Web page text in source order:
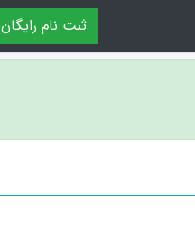
ثبت نام رایگان